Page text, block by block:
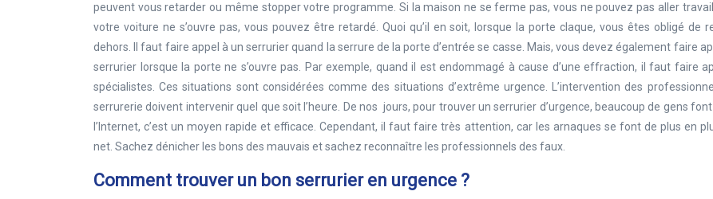
peuvent vous retarder ou même stopper votre programme. Si la maison ne se ferme pas, vous ne pouvez pas aller
votre voiture ne s’ouvre pas, vous pouvez être retardé. Quoi qu’il en soit, lorsque la porte claque, vous êtes obligé de
dehors. Il faut faire appel à un serrurier quand la serrure de la porte d’entrée se casse. Mais, vous devez également faire
serrurier lorsque la porte ne s’ouvre pas. Par exemple, quand il est endommagé à cause d’une effraction, il faut faire
spécialistes. Ces situations sont considérées comme des situations d’extrême urgence. L’intervention des
serrurerie doivent intervenir quel que soit l’heure. De nos jours, pour trouver un serrurier d’urgence, beaucoup de gens
l’Internet, c’est un moyen rapide et efficace. Cependant, il faut faire très attention, car les arnaques se font de plus en
net. Sachez dénicher les bons des mauvais et sachez reconnaître les professionnels des faux.
Comment trouver un bon serrurier en urgence ?